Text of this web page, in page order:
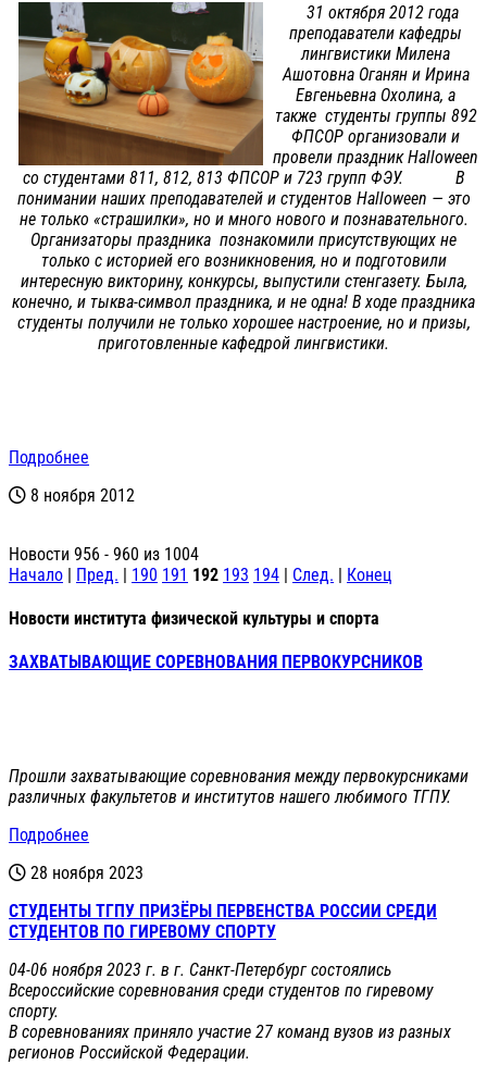
31 октября 2012 года
преподаватели кафедры
лингвистики Милена
Ашотовна Оганян и Ирина
Евгеньевна Охолина, а
также студенты группы 892
ФПСОР организовали и
провели праздник Halloween
со студентами 811, 812, 813 ФПСОР и 723 групп ФЭУ. В
понимании наших преподавателей и студентов Halloween — это
не только «страшилки», но и много нового и познавательного.
Организаторы праздника познакомили присутствующих не
только с историей его возникновения, но и подготовили
интересную викторину, конкурсы, выпустили стенгазету. Была,
конечно, и тыква-символ праздника, и не одна! В ходе праздника
студенты получили не только хорошее настроение, но и призы,
приготовленные кафедрой лингвистики.
Подробнее
8 ноября 2012
Новости 956 - 960 из 1004
Начало | Пред. | 190 191 192 193 194 | След. | Конец
Новости института физической культуры и спорта
ЗАХВАТЫВАЮЩИЕ СОРЕВНОВАНИЯ ПЕРВОКУРСНИКОВ
Прошли захватывающие соревнования между первокурсниками
различных факультетов и институтов нашего любимого ТГПУ.
Подробнее
28 ноября 2023
СТУДЕНТЫ ТГПУ ПРИЗЁРЫ ПЕРВЕНСТВА РОССИИ СРЕДИ
СТУДЕНТОВ ПО ГИРЕВОМУ СПОРТУ
04-06 ноября 2023 г. в г. Санкт-Петербург состоялись
Всероссийские соревнования среди студентов по гиревому
спорту.
В соревнованиях приняло участие 27 команд вузов из разных
регионов Российской Федерации.